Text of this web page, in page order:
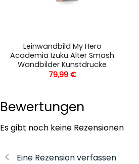
Leinwandbild My Hero
Academia Izuku Alter Smash
Wandbilder Kunstdrucke
79,99 €
Bewertungen
Es gibt noch keine Rezensionen
Eine Rezension verfassen